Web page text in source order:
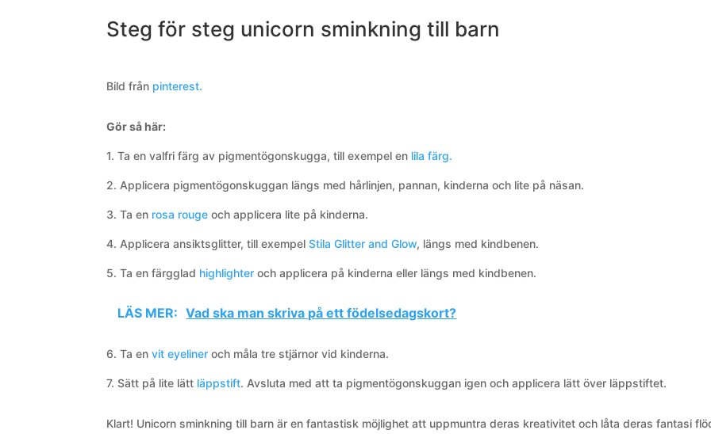
Steg för steg unicorn sminkning till barn
Bild från pinterest.
Gör så här:
1. Ta en valfri färg av pigmentögonskugga, till exempel en lila färg.
2. Applicera pigmentögonskuggan längs med hårlinjen, pannan, kinderna och lite på näsan.
3. Ta en rosa rouge och applicera lite på kinderna.
4. Applicera ansiktsglitter, till exempelStila Glitter and Glow, längs med kindbenen.
5. Ta en färgglad highlighter och applicera på kinderna eller längs med kindbenen.
LÄS MER: Vad ska man skriva på ett födelsedagskort?
6. Ta envit eyelineroch måla tre stjärnor vid kinderna.
7. Sätt på lite lätt läppstift. Avsluta med att ta pigmentögonskuggan igen och applicera lätt över läppstiftet.
Klart! Unicorn sminkning till barn är en fantastisk möjlighet att uppmuntra deras kreativitet och låta deras fantasi